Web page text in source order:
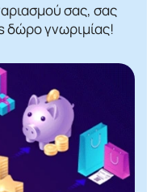
σας, σας
γνωριμίας!